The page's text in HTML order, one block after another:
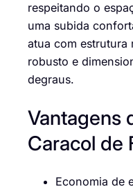
respeitando o
uma subida
atua com estrutura
robusto e
degraus.
Vantagens
Caracol de
Economia de